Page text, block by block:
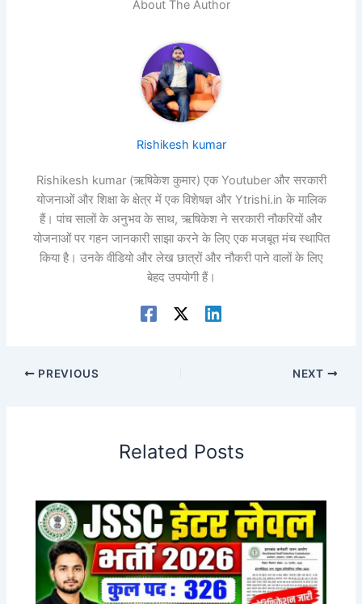
About The Author
Rishikesh kumar
Rishikesh kumar (ऋषिकेश कुमार) एक Youtuber और सरकारी
योजनाओं और शिक्षा के क्षेत्र में एक विशेषज्ञ और Ytrishi.in के मालिक
हैं। पांच सालों के अनुभव के साथ, ऋषिकेश ने सरकारी नौकरियों और
योजनाओं पर गहन जानकारी साझा करने के लिए एक मजबूत मंच स्थापित
किया है। उनके वीडियो और लेख छात्रों और नौकरी पाने वालों के लिए
बेहद उपयोगी हैं।
PREVIOUS NEXT
Related Posts